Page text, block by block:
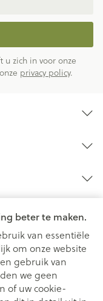
beter te maken.
van essentiële
om onze website
gebruik van
we geen
of uw cookie-
zich in voor onze
privacy policy.